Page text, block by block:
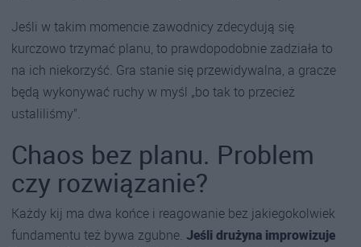
Jeśli w takim momencie zawodnicy zdecydują się
kurczowo trzymać planu, to prawdopodobnie zadziała to
na ich niekorzyść. Gra stanie się przewidywalna, a gracze
będą wykonywać ruchy w myśl „bo tak to przecież
ustaliliśmy”.
Chaos bez planu. Problem
czy rozwiązanie?
Każdy kij ma dwa końce i reagowanie bez jakiegokolwiek
fundamentu też bywa zgubne. Jeśli drużyna improwizuje